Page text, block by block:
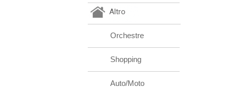
Altro
Orchestre
Shopping
Auto/Moto